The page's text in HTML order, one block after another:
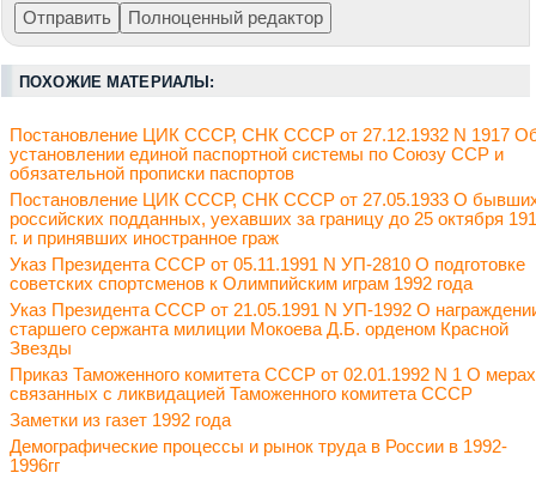
ПОХОЖИЕ МАТЕРИАЛЫ:
Постановление ЦИК СССР, СНК СССР от 27.12.1932 N 1917
установлении единой паспортной системы по Союзу ССР и
обязательной прописки паспортов
Постановление ЦИК СССР, СНК СССР от 27.05.1933 О
российских подданных, уехавших за границу до 25 октября
г. и принявших иностранное граж
Указ Президента СССР от 05.11.1991 N УП-2810 О подготовке
советских спортсменов к Олимпийским играм 1992 года
Указ Президента СССР от 21.05.1991 N УП-1992 О
старшего сержанта милиции Мокоева Д.Б. орденом Красной
Звезды
Приказ Таможенного комитета СССР от 02.01.1992 N 1 О
связанных с ликвидацией Таможенного комитета СССР
Заметки из газет 1992 года
Демографические процессы и рынок труда в России в 1992-
1996гг